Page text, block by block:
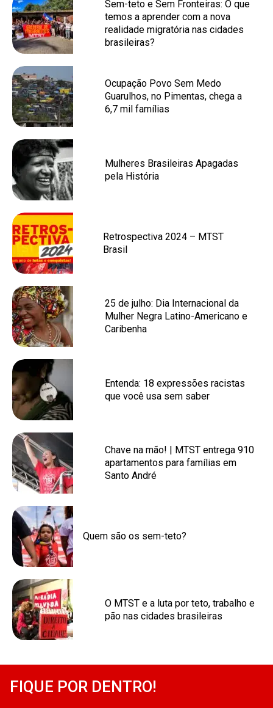
Sem-teto e Sem Fronteiras: O que
temos a aprender com a nova
realidade migratória nas cidades
brasileiras?
Ocupação Povo Sem Medo
Guarulhos, no Pimentas, chega a
6,7 mil famílias
Mulheres Brasileiras Apagadas
pela História
Retrospectiva 2024 – MTST
Brasil
25 de julho: Dia Internacional da
Mulher Negra Latino-Americano e
Caribenha
Entenda: 18 expressões racistas
que você usa sem saber
Chave na mão! | MTST entrega 910
apartamentos para famílias em
Santo André
Quem são os sem-teto?
O MTST e a luta por teto, trabalho e
pão nas cidades brasileiras
FIQUE POR DENTRO!